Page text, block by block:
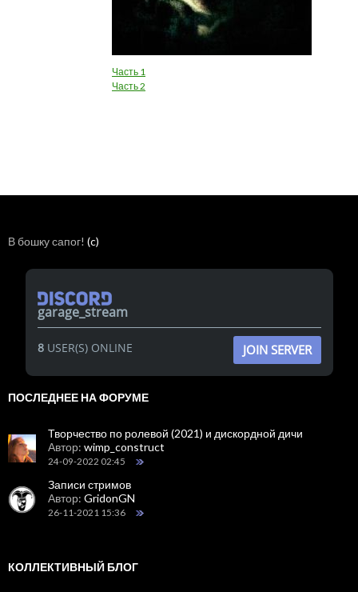
Часть 1
Часть 2
В бошку сапог! (c)
garage_stream
8USER(S) ONLINE JOIN SERVER
ПОСЛЕДНЕЕ НА ФОРУМЕ
Творчество по ролевой (2021) и дискордной дичи
Автор: wimp_construct
24-09-2022 02:45
Записи стримов
Автор: GridonGN
26-11-2021 15:36
КОЛЛЕКТИВНЫЙ БЛОГ